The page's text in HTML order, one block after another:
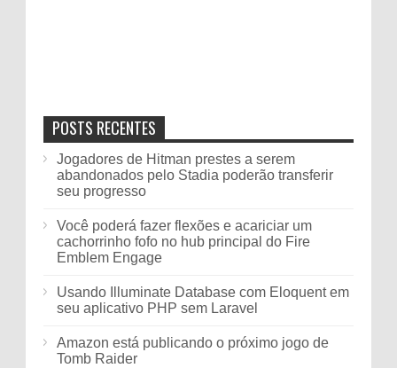
POSTS RECENTES
Jogadores de Hitman prestes a serem
abandonados pelo Stadia poderão transferir
seu progresso
Você poderá fazer flexões e acariciar um
cachorrinho fofo no hub principal do Fire
Emblem Engage
Usando Illuminate Database com Eloquent em
seu aplicativo PHP sem Laravel
Amazon está publicando o próximo jogo de
Tomb Raider